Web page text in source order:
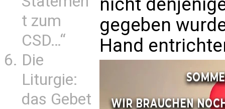
t zum
CSD…“
Die
Liturgie:
das Gebet
gegeben
Hand